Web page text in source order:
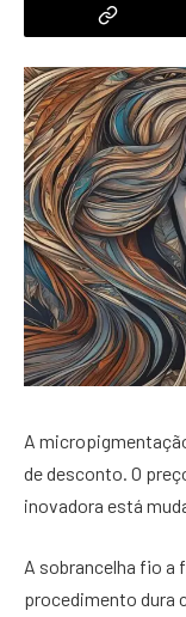
A
de desconto. O
inovadora está
A sobrancelha fio a
procedimento dura